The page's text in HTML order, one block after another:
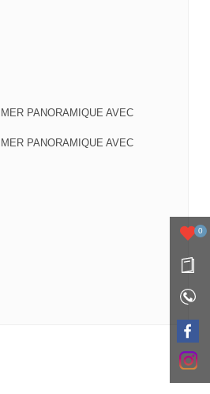
0
PANORAMIQUE AVEC
PANORAMIQUE AVEC